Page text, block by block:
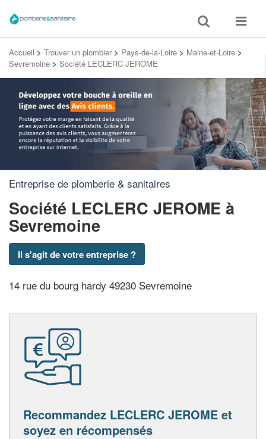
Toggle
search
Toggle
Accueil > Trouver un plombier > Pays-de-la-Loire > Maine-et-Loire >
Sevremoine > Société LECLERC JEROME
Entreprise de plomberie & sanitaires
Société LECLERC JEROME à
Sevremoine
Il s'agit de votre entreprise ?
14 rue du bourg hardy 49230 Sevremoine
Recommandez LECLERC JEROME et
soyez en récompensés